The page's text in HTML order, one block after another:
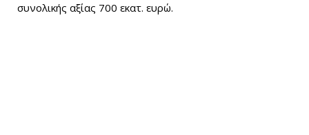
συνολικής αξίας 700 εκατ. ευρώ.